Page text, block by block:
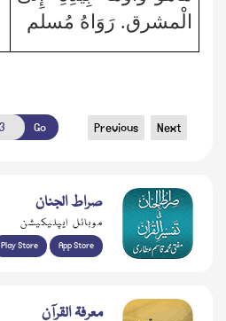
الْمشرق. رَوَاهُ مُسلم
Go Previous Next
صراط الجنان
موبائل ایپلیکیشن
Play Store App Store
معرفۃ القرآن